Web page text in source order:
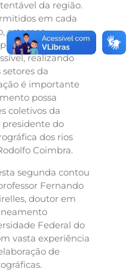
da região.
em cada
estamos
da forma
realizando
da
é importante
possa
coletivos da
presidente do
dos rios
Coimbra.
segunda contou
Fernando
doutor em
Federal do
vasta experiência
de